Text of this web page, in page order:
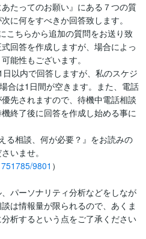
たってのお願い』にある７つの質
に何をすべきか回答致します。
こちらから追加の質問をお送り致
回答を作成しますが、場合によっ
能性もございます。
以内で回答しますが、私のスケジ
合は1日間が空きます。また、電話
先されますので、待機中電話相談
終了後に回答を作成し始める事に
る相談、何が必要？』をお読みの
いませ。
9801 ）
パーソナリティ分析などをしなが
は情報量が限られるので、あくま
析するという点をご了承ください